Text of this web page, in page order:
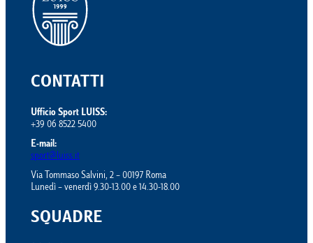
CONTATTI
Ufficio Sport LUISS:
+39 06 8522 5400
E-mail:
sport@luiss.it
Via Tommaso Salvini, 2 – 00197 Roma
Lunedì – venerdì 9.30-13.00 e 14.30-18.00
SQUADRE